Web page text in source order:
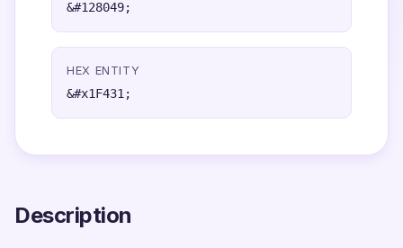
&#128049;
HEX ENTITY
&#x1F431;
Description